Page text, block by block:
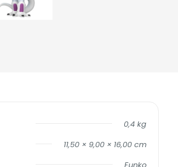
0,4 kg
11,50 × 9,00 × 16,00 cm
Funko